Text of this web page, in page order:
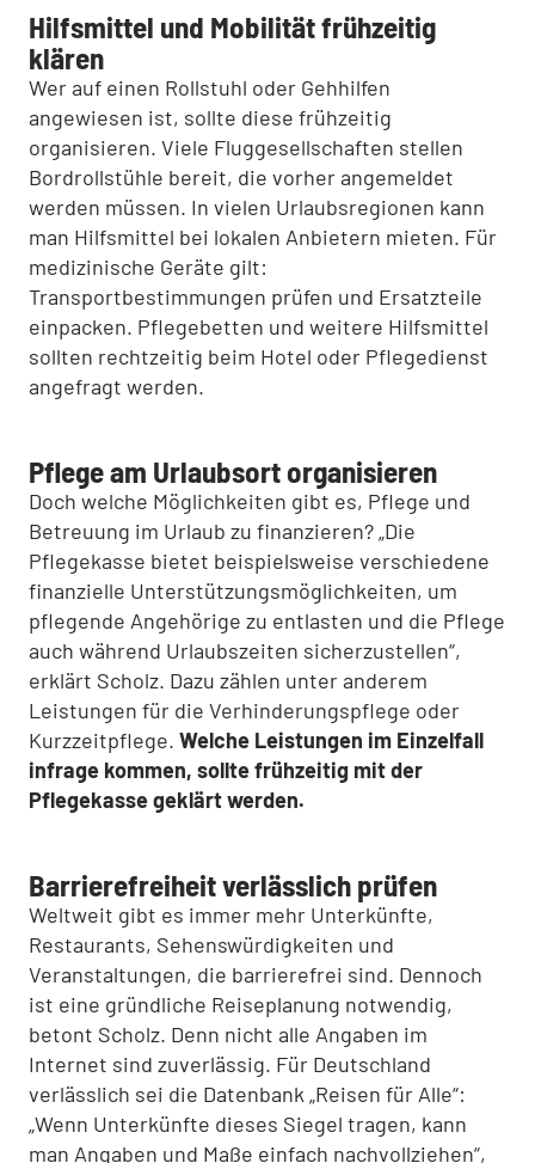
Hilfsmittel und Mobilität frühzeitig
klären
Wer auf einen Rollstuhl oder Gehhilfen
angewiesen ist, sollte diese frühzeitig
organisieren. Viele Fluggesellschaften stellen
Bordrollstühle bereit, die vorher angemeldet
werden müssen. In vielen Urlaubsregionen kann
man Hilfsmittel bei lokalen Anbietern mieten. Für
medizinische Geräte gilt:
Transportbestimmungen prüfen und Ersatzteile
einpacken. Pflegebetten und weitere Hilfsmittel
sollten rechtzeitig beim Hotel oder Pflegedienst
angefragt werden.
Pflege am Urlaubsort organisieren
Doch welche Möglichkeiten gibt es, Pflege und
Betreuung im Urlaub zu finanzieren? „Die
Pflegekasse bietet beispielsweise verschiedene
finanzielle Unterstützungsmöglichkeiten, um
pflegende Angehörige zu entlasten und die Pflege
auch während Urlaubszeiten sicherzustellen“,
erklärt Scholz. Dazu zählen unter anderem
Leistungen für die Verhinderungspflege oder
Kurzzeitpflege. Welche Leistungen im Einzelfall
infrage kommen, sollte frühzeitig mit der
Pflegekasse geklärt werden.
Barrierefreiheit verlässlich prüfen
Weltweit gibt es immer mehr Unterkünfte,
Restaurants, Sehenswürdigkeiten und
Veranstaltungen, die barrierefrei sind. Dennoch
ist eine gründliche Reiseplanung notwendig,
betont Scholz. Denn nicht alle Angaben im
Internet sind zuverlässig. Für Deutschland
verlässlich sei die Datenbank „Reisen für Alle“:
„Wenn Unterkünfte dieses Siegel tragen, kann
man Angaben und Maße einfach nachvollziehen“,